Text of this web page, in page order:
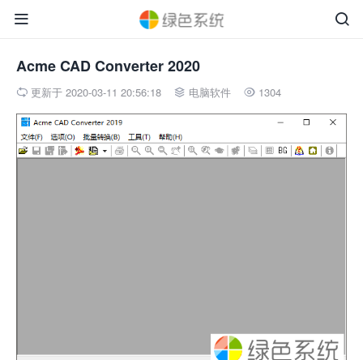


Acme CAD Converter 2020
 更新于 2020-03-11 20:56:18  电脑软件  1304